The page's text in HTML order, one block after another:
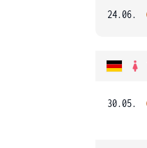
24.06.
30.05.